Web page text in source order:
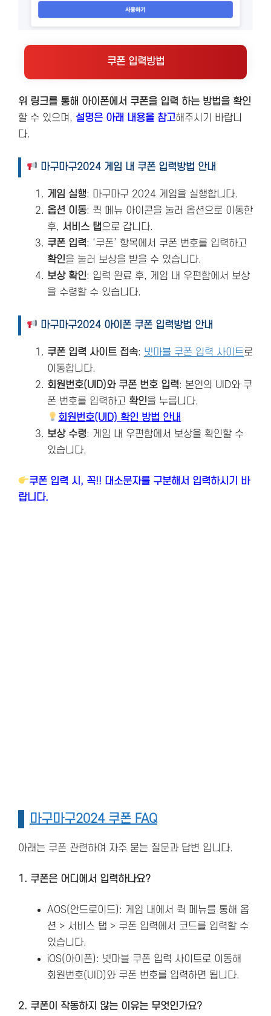
쿠폰 입력방법
위 링크를 통해 아이폰에서 쿠폰을 입력 하는 방법을 확인
할 수 있으며, 설명은 아래 내용을 참고해주시기 바랍니
다.
마구마구2024 게임 내 쿠폰 입력방법 안내
게임 실행: 마구마구 2024 게임을 실행합니다.
옵션 이동: 퀵 메뉴 아이콘을 눌러 옵션으로 이동한
후, 서비스 탭으로 갑니다.
쿠폰 입력: ‘쿠폰’ 항목에서 쿠폰 번호를 입력하고
확인을 눌러 보상을 받을 수 있습니다.
보상 확인: 입력 완료 후, 게임 내 우편함에서 보상
을 수령할 수 있습니다.
마구마구2024 아이폰 쿠폰 입력방법 안내
쿠폰 입력 사이트 접속: 넷마블 쿠폰 입력 사이트로
이동합니다.
회원번호(UID)와 쿠폰 번호 입력: 본인의 UID와 쿠
폰 번호를 입력하고 확인을 누릅니다.
회원번호(UID) 확인 방법 안내
보상 수령: 게임 내 우편함에서 보상을 확인할 수
있습니다.
쿠폰 입력 시, 꼭!! 대소문자를 구분해서 입력하시기 바
랍니다.
마구마구2024 쿠폰 FAQ
아래는 쿠폰 관련하여 자주 묻는 질문과 답변 입니다.
1. 쿠폰은 어디에서 입력하나요?
AOS(안드로이드): 게임 내에서 퀵 메뉴를 통해 옵
션 > 서비스 탭 > 쿠폰 입력에서 코드를 입력할 수
있습니다.
iOS(아이폰): 넷마블 쿠폰 입력 사이트로 이동해
회원번호(UID)와 쿠폰 번호를 입력하면 됩니다​.
2. 쿠폰이 작동하지 않는 이유는 무엇인가요?